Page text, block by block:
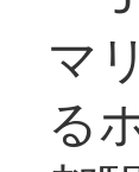
マ
る